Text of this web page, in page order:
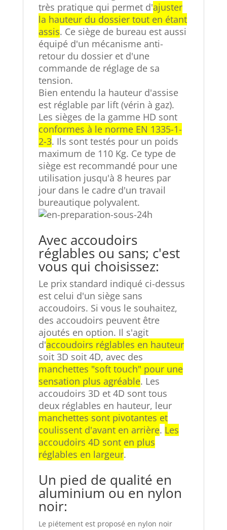
très pratique qui permet d'ajuster
la hauteur du dossier tout en étant
assis. Ce siège de bureau est aussi
équipé d'un mécanisme anti-
retour du dossier et d'une
commande de réglage de sa
tension.
Bien entendu la hauteur d'assise
est réglable par lift (vérin à gaz).
Les sièges de la gamme HD sont
conformes à le norme EN 1335-1-
2-3. Ils sont testés pour un poids
maximum de 110 Kg. Ce type de
siège est recommandé pour une
utilisation jusqu'à 8 heures par
jour dans le cadre d'un travail
bureautique polyvalent.
Avec accoudoirs
réglables ou sans; c'est
vous qui choisissez:
Le prix standard indiqué ci-dessus
est celui d'un siège sans
accoudoirs. Si vous le souhaitez,
des accoudoirs peuvent être
ajoutés en option. Il s'agit
d'accoudoirs réglables en hauteur
soit 3D soit 4D, avec des
manchettes "soft touch" pour une
sensation plus agréable. Les
accoudoirs 3D et 4D sont tous
deux réglables en hauteur, leur
manchettes sont pivotantes et
coulissent d'avant en arrière. Les
accoudoirs 4D sont en plus
réglables en largeur.
Un pied de qualité en
aluminium ou en nylon
noir:
Le piétement est proposé en nylon noir